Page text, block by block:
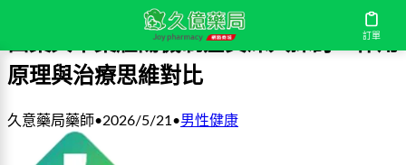
訂單
西藥與中藥壯陽機制差異深入探討：作用
原理與治療思維對比
久意藥局藥師•2026/5/21 •男性健康